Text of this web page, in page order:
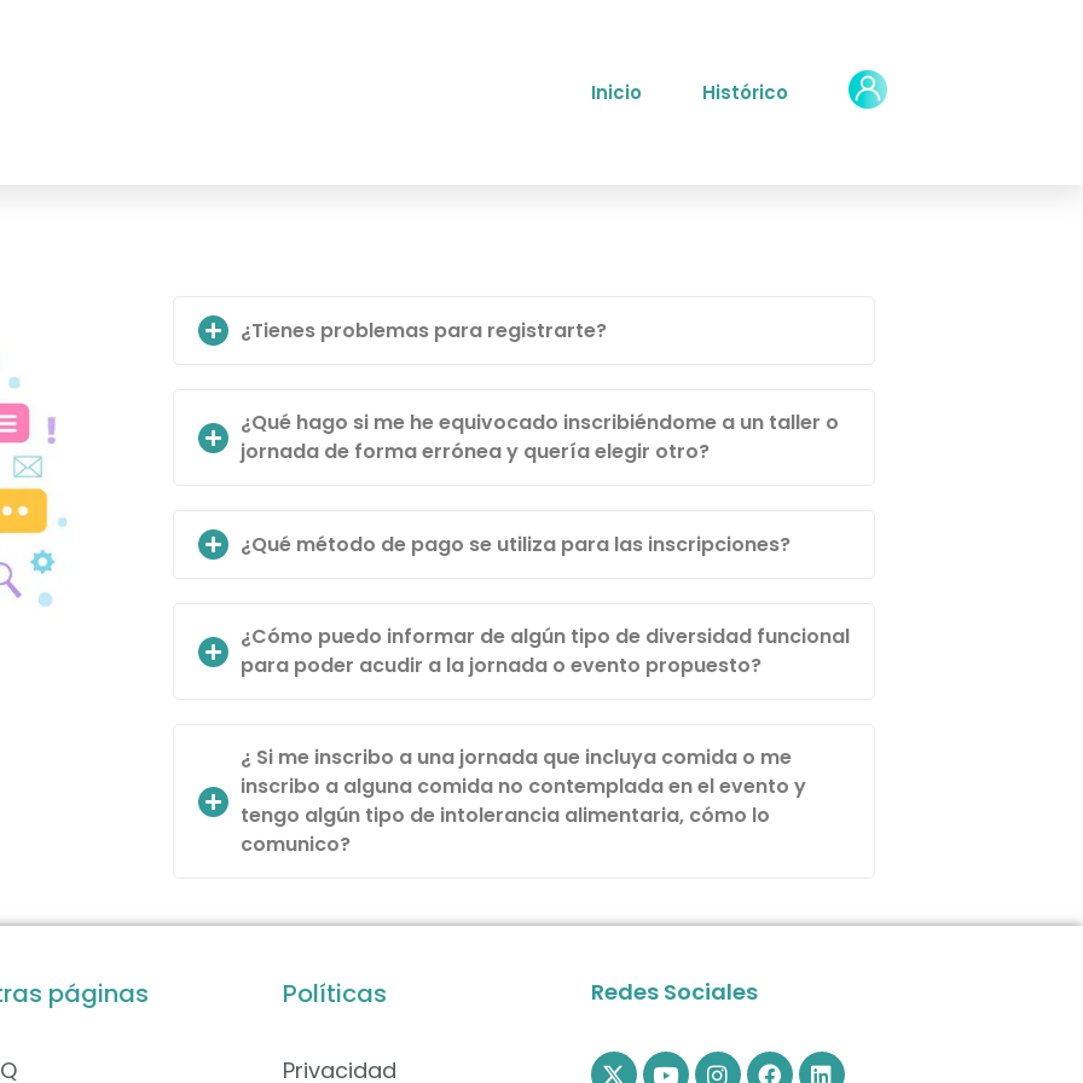
Inicio Histórico
¿Tienes problemas para registrarte?
¿Qué hago si me he equivocado inscribiéndome a un taller o
jornada de forma errónea y quería elegir otro?
¿Qué método de pago se utiliza para las inscripciones?
¿Cómo puedo informar de algún tipo de diversidad funcional
para poder acudir a la jornada o evento propuesto?
¿ Si me inscribo a una jornada que incluya comida o me
inscribo a alguna comida no contemplada en el evento y
tengo algún tipo de intolerancia alimentaria, cómo lo
comunico?
páginas Políticas
Privacidad
Redes Sociales